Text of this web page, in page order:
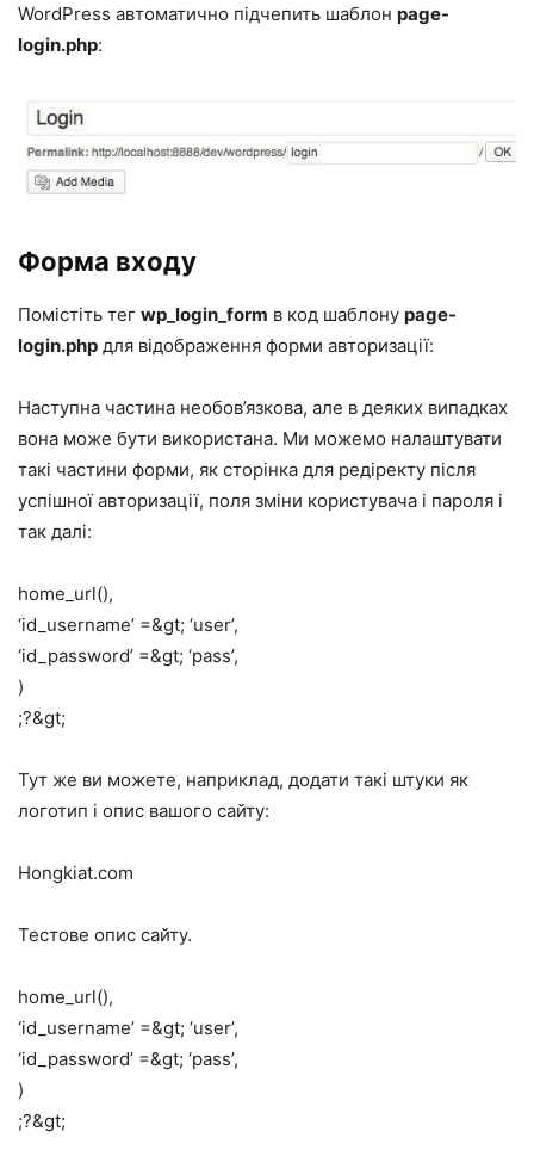
WordPress автоматично підчепить шаблон page-
login.php:
Форма входу
Помістіть тег wp_login_form в код шаблону page-
login.php для відображення форми авторизації:
Наступна частина необов’язкова, але в деяких випадках
вона може бути використана. Ми можемо налаштувати
такі частини форми, як сторінка для редіректу після
успішної авторизації, поля зміни користувача і пароля і
так далі:
home_url(),
‘id_username’ =&gt; ‘user’,
‘id_password’ =&gt; ‘pass’,
)
;?&gt;
Тут же ви можете, наприклад, додати такі штуки як
логотип і опис вашого сайту:
Hongkiat.com
Тестове опис сайту.
home_url(),
‘id_username’ =&gt; ‘user’,
‘id_password’ =&gt; ‘pass’,
)
;?&gt;